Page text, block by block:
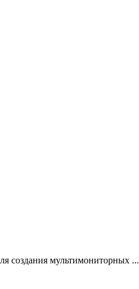
создания мультимониторных ...